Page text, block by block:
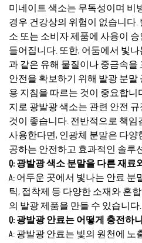
미네이트 색소는 무독성이며 비
경우 건강상의 위험이 없습니다.
소 또는 소비자 제품에 사용이
들어집니다. 또한, 어둠에서 빛
과 같은 유해 물질이나 중금속을
안전을 확보하기 위해 발광 분말
용 지침을 따르는 것이 중요합니
지로 광발광 색소는 관련 안전
것이 좋습니다. 전반적으로 책임
사용한다면, 인광체 분말은 다양
공하는 안전하고 효과적인 솔루
Q: 광발광 색소 분말을 다른 재료
A: 어두운 곳에서 빛나는 안료 분
틱, 접착제 등 다양한 소재와 혼
의 발광 제품을 만들 수 있습니다.
Q: 광발광 안료는 어떻게 충전하
A: 광발광 안료는 빛의 원천에 노